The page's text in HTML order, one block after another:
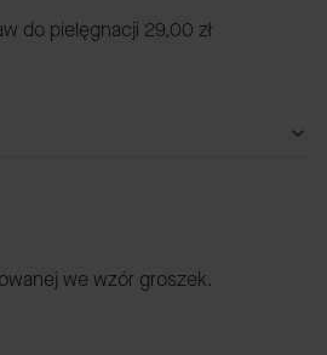
do pielęgnacji 29,00 zł
we wzór groszek.